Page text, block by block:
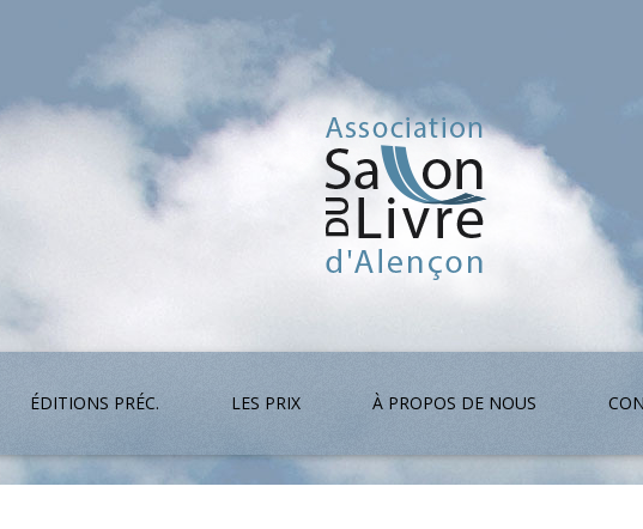
ÉDITIONS PRÉC. LES PRIX À PROPOS DE NOUS